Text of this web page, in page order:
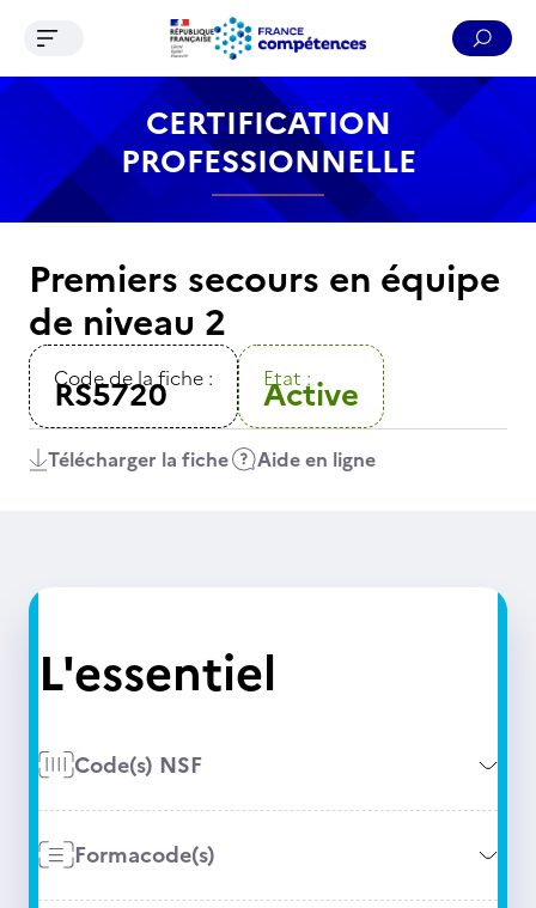
Contenu Recherche Menu Pied de page
Ouvrir le menu de navigation
CERTIFICATION
PROFESSIONNELLE
Premiers secours en équipe
de niveau 2
Code de la fiche :
RS5720 Etat :
Active
Télécharger la fiche Aide en ligne
L'essentiel
Code(s) NSF
Formacode(s)